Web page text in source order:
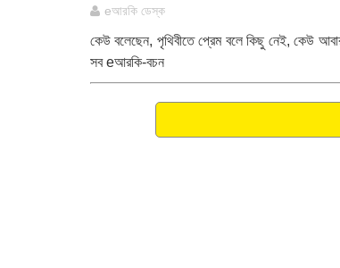
eআরকি ডেস্ক
কেউ বলেছেন, পৃথিবীতে প্রেম বলে কিছু নেই, কেউ
সব eআরকি-বচন